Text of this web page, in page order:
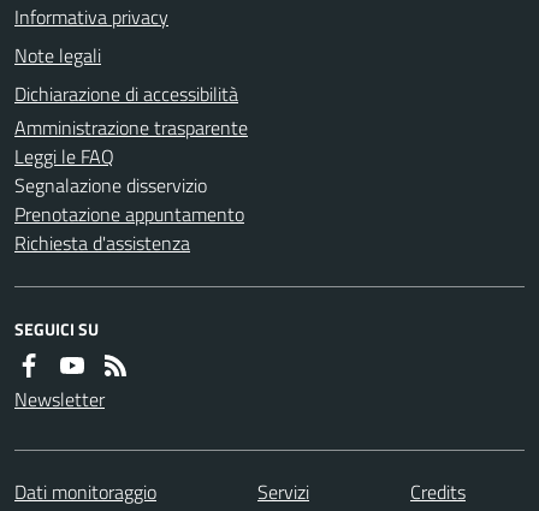
Informativa privacy
Note legali
Dichiarazione di accessibilità
Amministrazione trasparente
Leggi le FAQ
Segnalazione disservizio
Prenotazione appuntamento
Richiesta d'assistenza
SEGUICI SU
Newsletter
Dati monitoraggio Servizi
Credits